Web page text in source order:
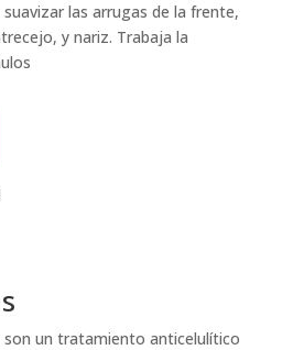
las arrugas de la frente,
y nariz. Trabaja la
son un tratamiento anticelulítico